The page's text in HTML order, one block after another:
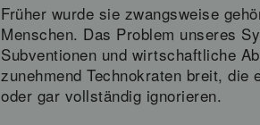
Früher wurde sie zwangsweise
Menschen. Das Problem unseres
Subventionen und wirtschaftliche
zunehmend Technokraten breit,
oder gar vollständig ignorieren.